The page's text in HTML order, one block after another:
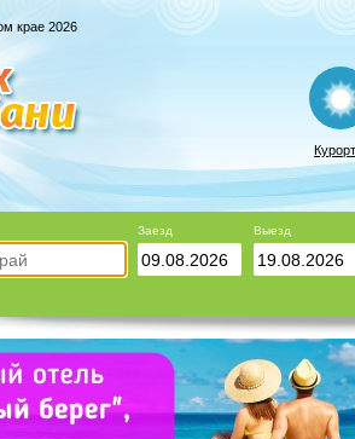
крае 2026
Заезд Выезд